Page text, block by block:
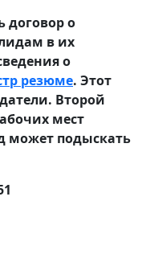
договор о
в их
о
резюме. Этот
Второй
мест
может подыскать